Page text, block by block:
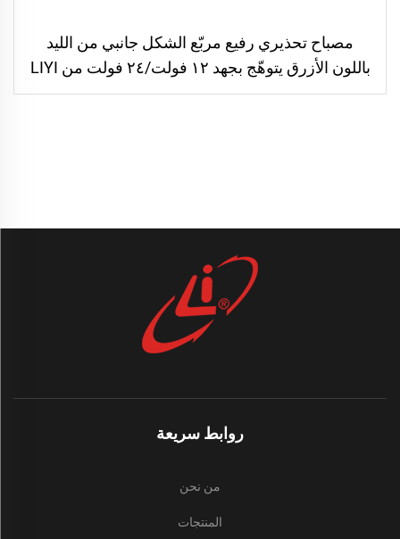
مصباح تحذيري رفيع مربّع الشكل جانبي من الليد
باللون الأزرق يتوهّج بجهد ١٢ فولت/٢٤ فولت من LIYI
للإسعاف
روابط سريعة
من نحن
المنتجات